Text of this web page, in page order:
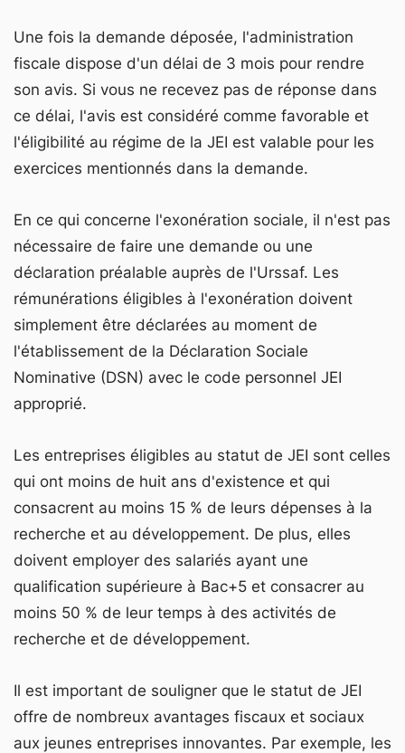
Une fois la demande déposée, l'administration
fiscale dispose d'un délai de 3 mois pour rendre
son avis. Si vous ne recevez pas de réponse dans
ce délai, l'avis est considéré comme favorable et
l'éligibilité au régime de la JEI est valable pour les
exercices mentionnés dans la demande.
En ce qui concerne l'exonération sociale, il n'est pas
nécessaire de faire une demande ou une
déclaration préalable auprès de l'Urssaf. Les
rémunérations éligibles à l'exonération doivent
simplement être déclarées au moment de
l'établissement de la Déclaration Sociale
Nominative (DSN) avec le code personnel JEI
approprié.
Les entreprises éligibles au statut de JEI sont celles
qui ont moins de huit ans d'existence et qui
consacrent au moins 15 % de leurs dépenses à la
recherche et au développement. De plus, elles
doivent employer des salariés ayant une
qualification supérieure à Bac+5 et consacrer au
moins 50 % de leur temps à des activités de
recherche et de développement.
Il est important de souligner que le statut de JEI
offre de nombreux avantages fiscaux et sociaux
aux jeunes entreprises innovantes. Par exemple, les